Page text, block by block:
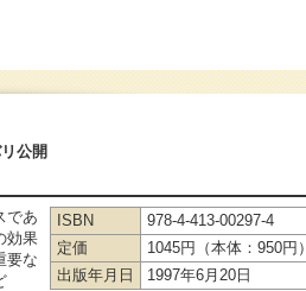
公開
であ
効果
要な
ISBN
978-4-413-00297-4
定価
1045円（本体：950円）
出版年月日
1997年6月20日